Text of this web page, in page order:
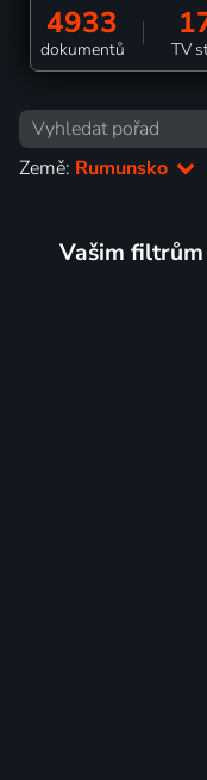
4933
dokumentů TV
Země: Rumunsko
Vašim